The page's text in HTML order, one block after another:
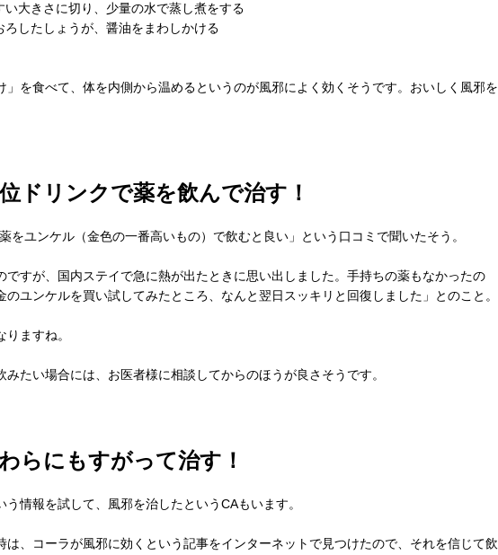
大きさに切り、少量の水で蒸し煮をする
したしょうが、醤油をまわしかける
」を食べて、体を内側から温めるというのが風邪によく効くそうです。おいしく風邪を
ドリンクで薬を飲んで治す！
をユンケル（金色の一番高いもの）で飲むと良い」という口コミで聞いたそう。
ですが、国内ステイで急に熱が出たときに思い出しました。手持ちの薬もなかったの
のユンケルを買い試してみたところ、なんと翌日スッキリと回復しました」とのこと。
ますね。
たい場合には、お医者様に相談してからのほうが良さそうです。
らにもすがって治す！
情報を試して、風邪を治したというCAもいます。
は、コーラが風邪に効くという記事をインターネットで見つけたので、それを信じて飲